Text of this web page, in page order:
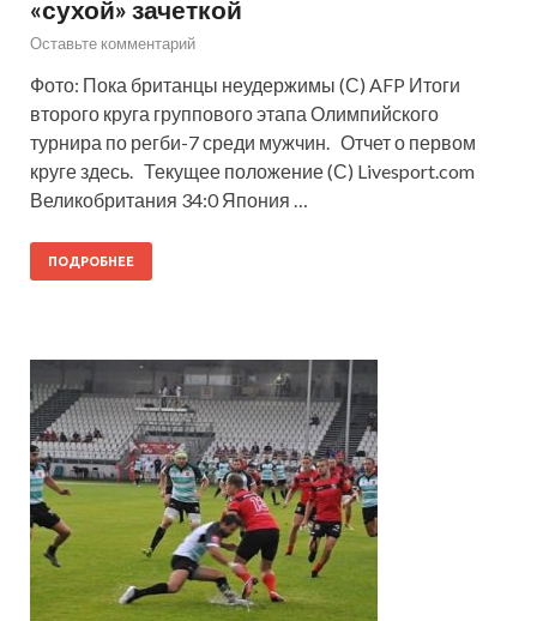
«сухой» зачеткой
Оставьте комментарий
Фото: Пока британцы неудержимы (С) AFP Итоги
второго круга группового этапа Олимпийского
турнира по регби-7 среди мужчин. Отчет о первом
круге здесь. Текущее положение (С) Livesport.com
Великобритания 34:0 Япония …
ПОДРОБНЕЕ